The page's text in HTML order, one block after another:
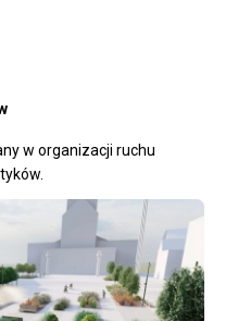
w organizacji ruchu